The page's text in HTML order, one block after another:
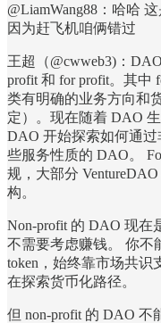
@LiamWang88：哈哈
因为赶飞机咱俩错过
王超（@cwweb3)：
profit 和 for profit。其中
类有明确的业务方向和
定）。现在随着 DAO
DAO 开始探索如何通
些服务性质的 DAO。
规，大部分
构。
Non-profit 的 DAO 现在
不需要考虑赚钱。 你不
token，始终靠市场共
在探索货币化路径。
但 non-profit 的 DAO 不